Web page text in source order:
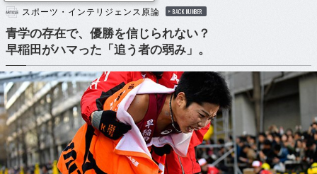
スポーツ・インテリジェンス原論 BACK NUMBER
青学の存在で、優勝を信じられない？
早稲田がハマった「追う者の弱み」。